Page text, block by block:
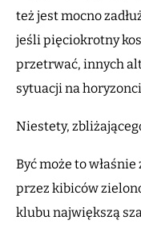
też jest mocno
jeśli pięciokrotny
przetrwać, innych
sytuacji na
Niestety,
Być może to
przez kibiców
klubu największą